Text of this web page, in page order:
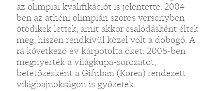
az olimpiai kvalifikációt is jelentette. 2004-
ben az athéni olimpián szoros versenyben
ötödikek lettek, amit akkor csalódásként éltek
meg, hiszen rendkívül közel volt a dobogó. A
rá következő év kárpótolta őket: 2005-ben
megnyerték a világkupa-sorozatot,
betetőzésként a Gifuban (Korea) rendezett
világbajnokságon is győzetek.